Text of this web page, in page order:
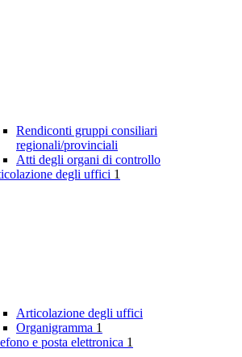
Rendiconti gruppi consiliari
regionali/provinciali
Atti degli organi di controllo
degli uffici 1
Articolazione degli uffici
Organigramma 1
e posta elettronica 1